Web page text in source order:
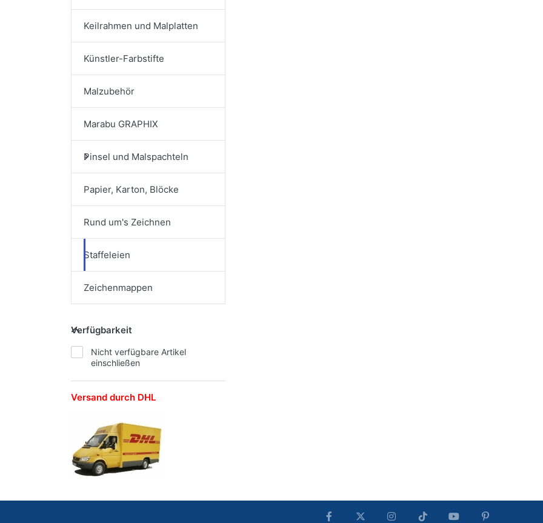
Keilrahmen und Malplatten
Künstler-Farbstifte
Malzubehör
Marabu GRAPHIX
Pinsel und Malspachteln
Papier, Karton, Blöcke
Rund um's Zeichnen
Staffeleien
Zeichenmappen
Verfügbarkeit
Nicht verfügbare Artikel
einschließen
Versand durch DHL